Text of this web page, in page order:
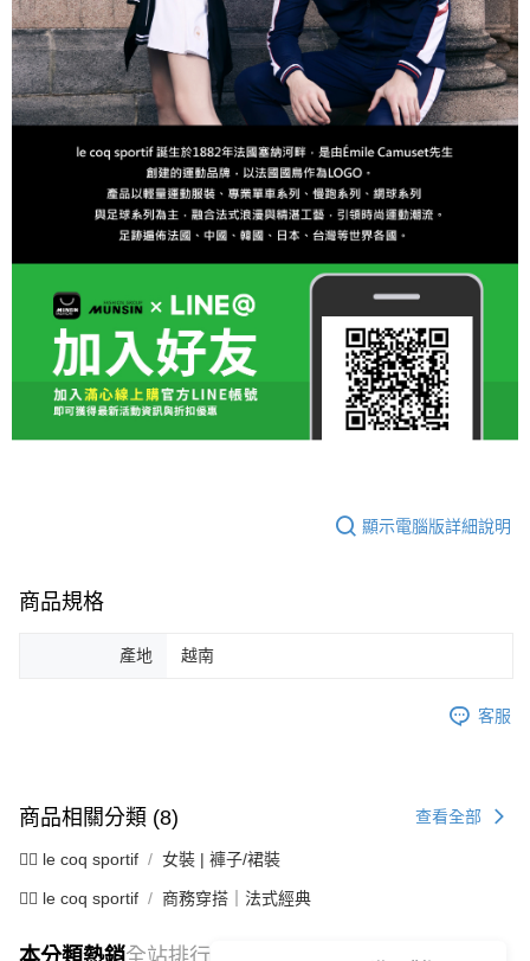
顯示電腦版詳細說明
商品規格
產地 越南
客服
商品相關分類 (8) 查看全部
🚴‍♂️ le coq sportif 女裝 | 褲子/裙裝
🚴‍♂️ le coq sportif 商務穿搭｜法式經典
本分類熱銷全站排行